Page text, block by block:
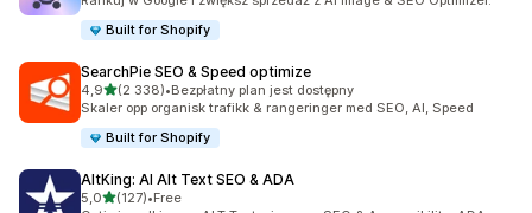
Built for Shopify
SearchPie SEO & Speed optimize
4,9na 5 gwiazdek
(2 338)
Łączna liczba recenzji: 2338
•Bezpłatny plan jest dostępny
Skaler opp organisk trafikk & rangeringer med SEO, AI, Speed
Built for Shopify
AltKing: AI Alt Text SEO & ADA
5,0na 5 gwiazdek
(127)
Łączna liczba recenzji: 127
•Free